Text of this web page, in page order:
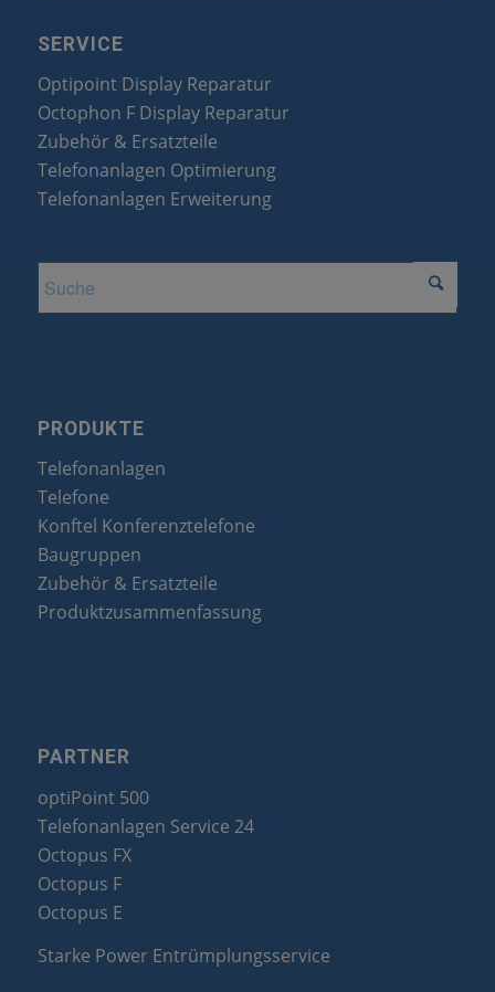
SERVICE
Optipoint Display Reparatur
Octophon F Display Reparatur
Zubehör & Ersatzteile
Telefonanlagen Optimierung
Telefonanlagen Erweiterung
PRODUKTE
Telefonanlagen
Telefone
Konftel Konferenztelefone
Baugruppen
Zubehör & Ersatzteile
Produktzusammenfassung
PARTNER
optiPoint 500
Telefonanlagen Service 24
Octopus FX
Octopus F
Octopus E
Starke Power Entrümplungsservice